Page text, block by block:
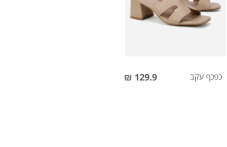
כפכף עקב 129.9 ₪